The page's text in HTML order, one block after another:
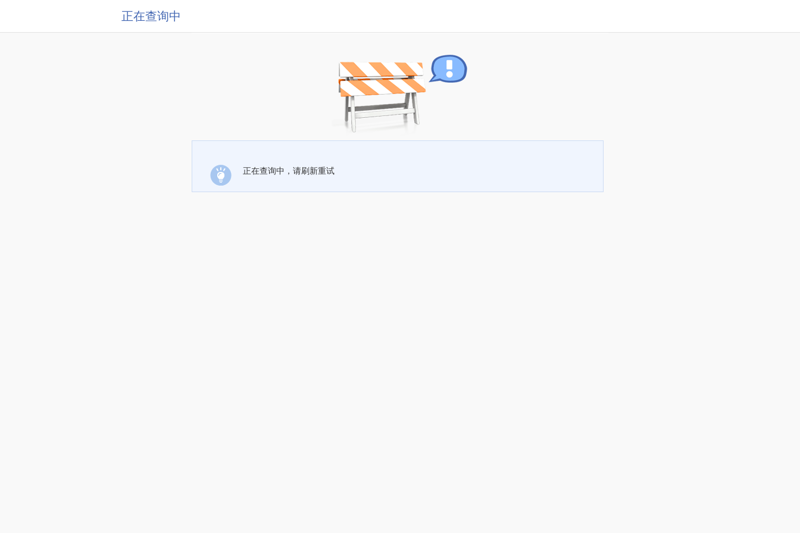
正在查询中
正在查询中，请刷新重试